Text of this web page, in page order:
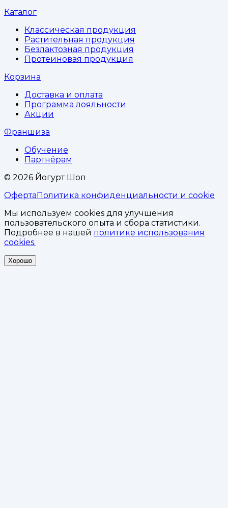
Каталог
Классическая продукция
Растительная продукция
Безлактозная продукция
Протеиновая продукция
Корзина
Доставка и оплата
Программа лояльности
Акции
Франшиза
Обучение
Партнёрам
© 2026 Йогурт Шоп
ОфертаПолитика конфиденциальности и cookie
Мы используем cookies для улучшения
пользовательского опыта и сбора статистики.
Подробнее в нашей политике использования
cookies.
Хорошо